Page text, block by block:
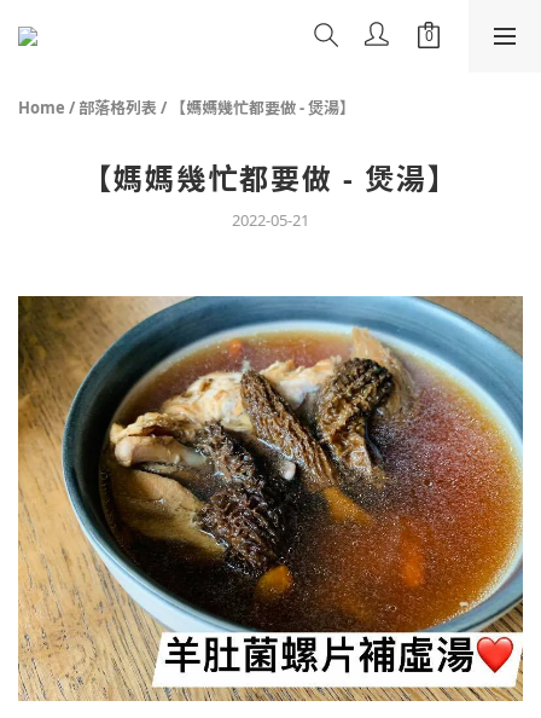
Home / 部落格列表 / 【媽媽幾忙都要做 - 煲湯】
【媽媽幾忙都要做 - 煲湯】
2022-05-21